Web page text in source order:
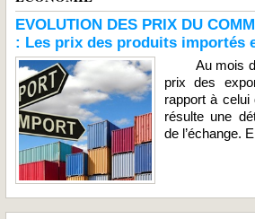
EVOLUTION DES PRIX DU
: Les prix des produits importés
Au mois de
prix des
rapport à
résulte une
de l’échange.